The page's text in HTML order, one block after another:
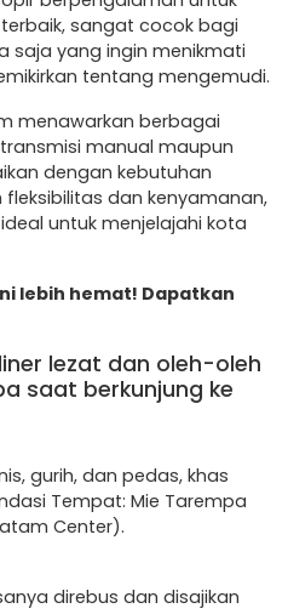
sangat cocok bagi
saja yang ingin menikmati
tentang mengemudi.
menawarkan berbagai
manual maupun
dengan kebutuhan
dan kenyamanan,
untuk menjelajahi kota
lebih hemat! Dapatkan
lezat dan oleh-oleh
saat berkunjung ke
gurih, dan pedas, khas
Tempat: Mie Tarempa
Center).
direbus dan disajikan